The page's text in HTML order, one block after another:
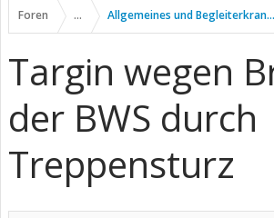
Foren ... Allgemeines und
Targin wegen
der BWS durch
Treppensturz